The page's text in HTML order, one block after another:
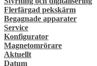
Flerfärgad pekskärm
Begagnade apparater
Service
Konfigurator
Magnetomrörare
Aktuellt
Datum